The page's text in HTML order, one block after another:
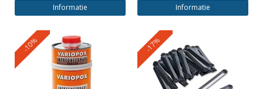
Informatie Informatie
-10% -17%